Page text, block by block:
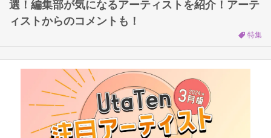
選！編集部が気になるアーティストを紹介！アーテ
ィストからのコメントも！
特集